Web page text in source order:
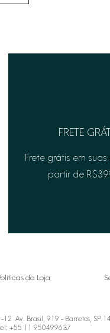
FRETE
Frete grátis em
partir de
da Loja
Av. Brasil, 919 - Barretos, SP
+55 11 950499637